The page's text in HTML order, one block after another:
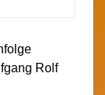
Rolf